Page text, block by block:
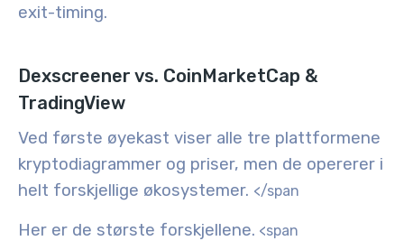
exit-timing.
Dexscreener vs. CoinMarketCap &
TradingView
Ved første øyekast viser alle tre plattformene
kryptodiagrammer og priser, men de opererer i
helt forskjellige økosystemer. </span
Her er de største forskjellene. <span